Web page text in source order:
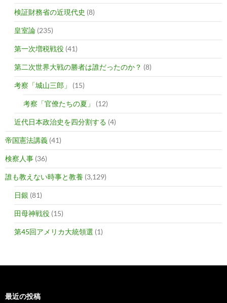
検証財務省の近現代史 (8)
皇室論 (235)
第一次増税戦役 (41)
第二次世界大戦の勝者は誰だったのか？ (8)
考察「城山三郎」 (15)
考察「官僚たちの夏」 (12)
近代日本政治史を四分割する (4)
帝国憲法講義 (41)
検察人事 (36)
誰も教えない時事と教養 (3,129)
日銀 (81)
田母神戦役 (15)
第45回アメリカ大統領選 (1)
最近の投稿